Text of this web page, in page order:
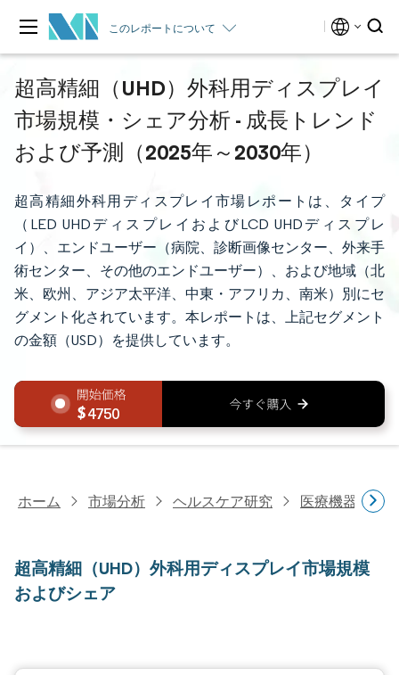
このレポートについて
超高精細（UHD）外科用ディスプレイ
市場規模・シェア分析 - 成長トレンド
および予測（2025年～2030年）
超高精細外科用ディスプレイ市場レポートは、タイプ
（LED UHDディスプレイおよびLCD UHDディスプレ
イ）、エンドユーザー（病院、診断画像センター、外来手
術センター、その他のエンドユーザー）、および地域（北
米、欧州、アジア太平洋、中東・アフリカ、南米）別にセ
グメント化されています。本レポートは、上記セグメント
の金額（USD）を提供しています。
4750
ホーム 市場分析 ヘルスケア研究 医療機器研究
超高精細（UHD）外科用ディスプレイ市場規模
およびシェア